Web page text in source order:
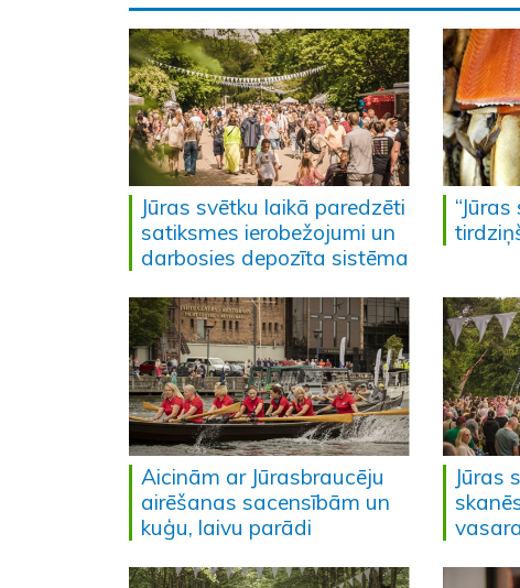
Jūras svētku laikā paredzēti
satiksmes ierobežojumi un
darbosies depozīta sistēma
Aicinām ar Jūrasbraucēju
airēšanas sacensībām un
kuģu, laivu parādi
Jūras